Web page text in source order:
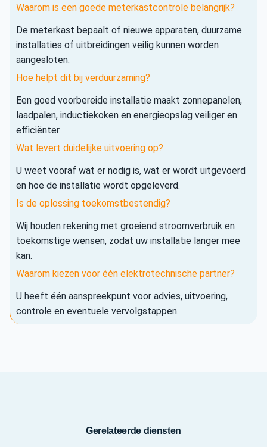
Waarom is een goede meterkastcontrole belangrijk?
De meterkast bepaalt of nieuwe apparaten, duurzame
installaties of uitbreidingen veilig kunnen worden
aangesloten.
Hoe helpt dit bij verduurzaming?
Een goed voorbereide installatie maakt zonnepanelen,
laadpalen, inductiekoken en energieopslag veiliger en
efficiënter.
Wat levert duidelijke uitvoering op?
U weet vooraf wat er nodig is, wat er wordt uitgevoerd
en hoe de installatie wordt opgeleverd.
Is de oplossing toekomstbestendig?
Wij houden rekening met groeiend stroomverbruik en
toekomstige wensen, zodat uw installatie langer mee
kan.
Waarom kiezen voor één elektrotechnische partner?
U heeft één aanspreekpunt voor advies, uitvoering,
controle en eventuele vervolgstappen.
Gerelateerde diensten